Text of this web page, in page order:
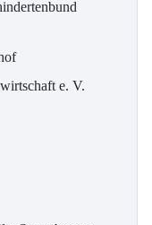
e. V.